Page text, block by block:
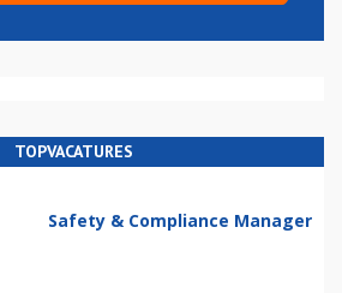
TOPVACATURES
Safety & Compliance Manager